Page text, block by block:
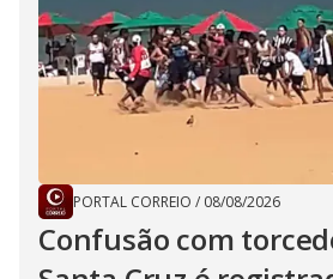
PORTAL CORREIO / 08/08/2026
Confusão com